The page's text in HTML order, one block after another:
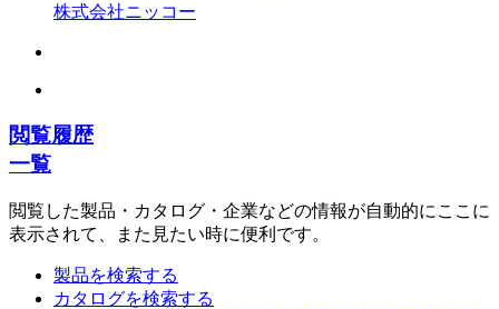
株式会社ニッコー
閲覧履歴
一覧
閲覧した製品・カタログ・企業などの情報が自動的にここに
表示されて、また見たい時に便利です。
製品を検索する
カタログを検索する